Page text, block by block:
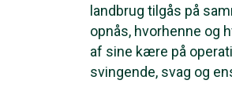
landbrug tilgås på
opnås, hvorhenne og
af sine kære på
svingende, svag og